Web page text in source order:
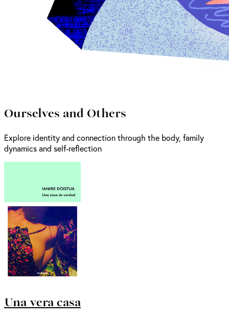
Ourselves and Others
Explore identity and connection through the body, family
dynamics and self-reflection
Una vera casa